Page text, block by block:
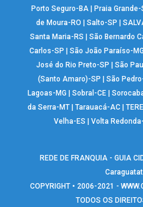
Porto Seguro-BA| Praia Grande-
de Moura-RO |Salto-SP |
Santa Maria-RS | São Bernardo
Carlos-SP | São João Paraíso-MG
José do Rio Preto-SP | São
(Santo Amaro)-SP | São
Lagoas-MG |Sobral-CE |
da Serra-MT| Tarauacá-AC|
Velha-ES | Volta
REDE DE FRANQUIA - GUIA
COPYRIGHT • 2006-2021 -
TODOS OS